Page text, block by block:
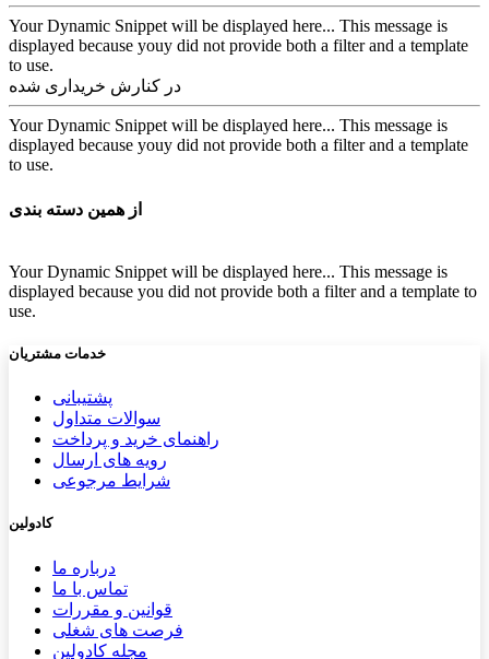
Your Dynamic Snippet will be displayed here... This message is
displayed because youy did not provide both a filter and a template
to use.
در کنارش خریداری شده
Your Dynamic Snippet will be displayed here... This message is
displayed because youy did not provide both a filter and a template
to use.
از همین دسته بندی
Your Dynamic Snippet will be displayed here... This message is
displayed because you did not provide both a filter and a template to
use.
خدمات مشتریان
پشتیب​​انی
سوالات متداول
راهنمای خرید و پرداخت
رویه های ارسال
شرایط مرجوعی
کادولین
درباره ما
تماس با ما
قوانین و مقررات
فرصت های شغلی
مجله کادولین